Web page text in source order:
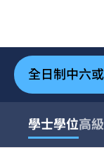
全日制中六
學士學位高